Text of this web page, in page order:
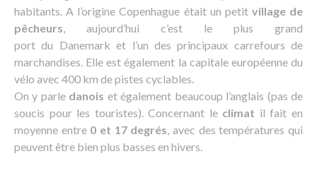
habitants. A l’origine Copenhague était un petit village de
pêcheurs, aujourd’hui c’est le plus grand
port du Danemark et l’un des principaux carrefours de
marchandises. Elle est également la capitale européenne du
vélo avec 400 km de pistes cyclables.
On y parle danois et également beaucoup l’anglais (pas de
soucis pour les touristes). Concernant le climat il fait en
moyenne entre 0 et 17 degrés, avec des températures qui
peuvent être bien plus basses en hivers.